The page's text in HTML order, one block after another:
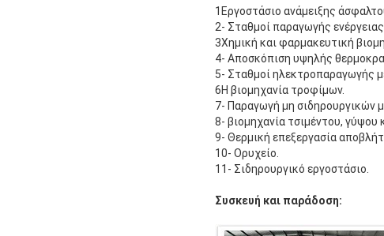
1Εργοστάσιο ανάμειξης
2- Σταθμοί παραγωγής
3Χημική και φαρμακευτική
4- Αποσκόπιση υψηλής
5- Σταθμοί ηλεκτροπαραγωγής
6Η βιομηχανία τροφίμων.
7- Παραγωγή μη σιδηρουργικών
8- βιομηχανία τσιμέντου, γύψου
9- Θερμική επεξεργασία
10- Ορυχείο.
11- Σιδηρουργικό εργοστάσιο.
Συσκευή και παράδοση: